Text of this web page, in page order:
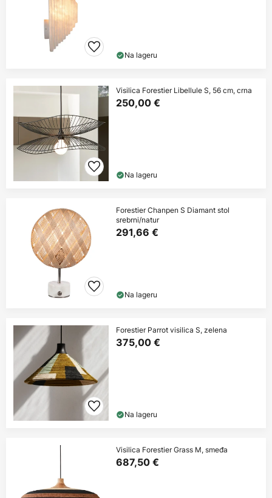
Na lageru
Visilica Forestier Libellule S, 56 cm, crna
250,00 €
Na lageru
Forestier Chanpen S Diamant stol
srebrni/natur
291,66 €
Na lageru
Forestier Parrot visilica S, zelena
375,00 €
Na lageru
Visilica Forestier Grass M, smeđa
687,50 €